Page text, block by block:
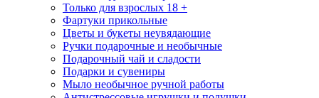
Только для взрослых 18 +
Фартуки прикольные
Цветы и букеты неувядающие
Ручки подарочные и необычные
Подарочный чай и сладости
Подарки и сувениры
Мыло необычное ручной работы